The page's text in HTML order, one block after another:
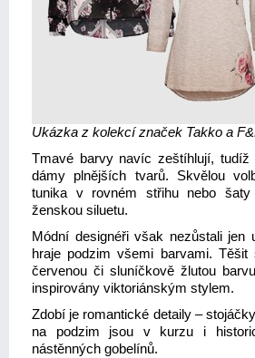
Ukázka z kolekcí značek Takko a
Tmavé barvy navíc zeštíhlují,
dámy plnějších tvarů. Skvělou
tunika v rovném střihu nebo
ženskou siluetu.
Módní designéři však nezůstali
hraje podzim všemi barvami.
červenou či sluníčkově žlutou
inspirovány viktoriánským stylem.
Zdobí je romantické detaily –
na podzim jsou v kurzu i
nástěnných gobelínů.